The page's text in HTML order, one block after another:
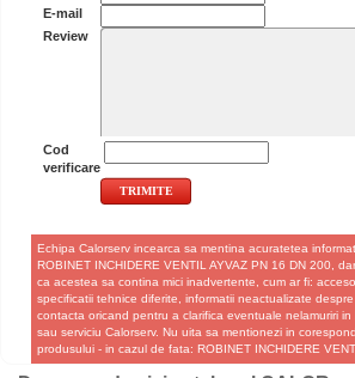
E-mail
Review
Cod
verificare
Echipa Calorserv incearca sa mentina acuratetea
ROBINET INCHIDERE VENTIL AYVAZ PN 16 DN 200,
ca acestea sa contina mici inadvertente, cum ar fi:
specificatii tehnice diferite, informatii neactualizate
contacta oricand pentru a clarifica eventuale nelamuriri
sau serviciu Calorserv. Nu uita sa mentionezi in
produsului - in cazul de fata: ROBINET INCHIDERE